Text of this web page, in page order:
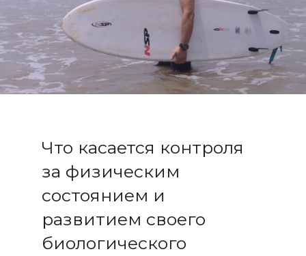
Что касается контроля
за физическим
состоянием и
развитием своего
биологического